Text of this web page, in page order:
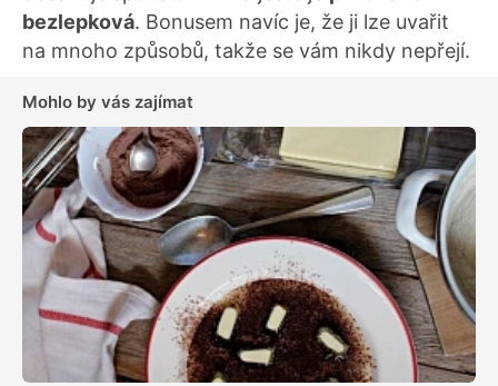
bezlepková. Bonusem navíc je, že ji lze uvařit
na mnoho způsobů, takže se vám nikdy nepřejí.
Mohlo by vás zajímat